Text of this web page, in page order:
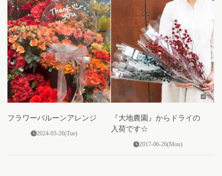
0
フラワーバルーンアレンジ
2024-03-26(Tue)
0
『大地農園』からドライの
入荷です☆
2017-06-26(Mon)